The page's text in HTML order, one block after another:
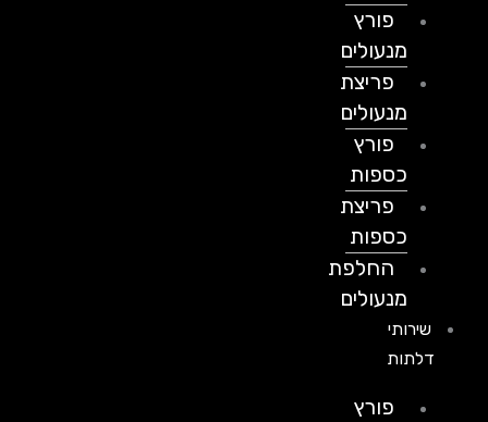
פורץ
מנעולים
פריצת
מנעולים
פורץ
כספות
פריצת
כספות
החלפת
מנעולים
שירותי
דלתות
פורץ